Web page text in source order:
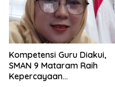
Kompetensi Guru Diakui,
SMAN 9 Mataram Raih
Kepercayaan